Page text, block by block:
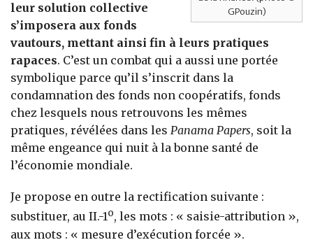
GPouzin)
leur solution collective
s’imposera aux fonds
vautours, mettant ainsi fin à leurs pratiques
rapaces. C’est un combat qui a aussi une portée
symbolique parce qu’il s’inscrit dans la
condamnation des fonds non coopératifs, fonds
chez lesquels nous retrouvons les mêmes
pratiques, révélées dans les Panama Papers, soit la
même engeance qui nuit à la bonne santé de
l’économie mondiale.
Je propose en outre la rectification suivante :
substituer, au II.-1o, les mots : « saisie-attribution »,
aux mots : « mesure d’exécution forcée ».